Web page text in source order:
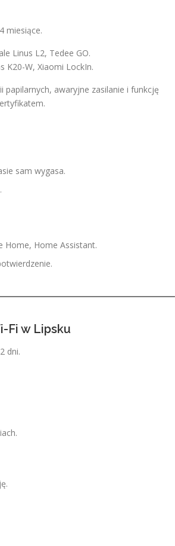
miesiące.
Linus L2, Tedee GO.
K20-W, Xiaomi LockIn.
awaryjne zasilanie i funkcję
sam wygasa.
Home, Home Assistant.
Fi w Lipsku
dni.